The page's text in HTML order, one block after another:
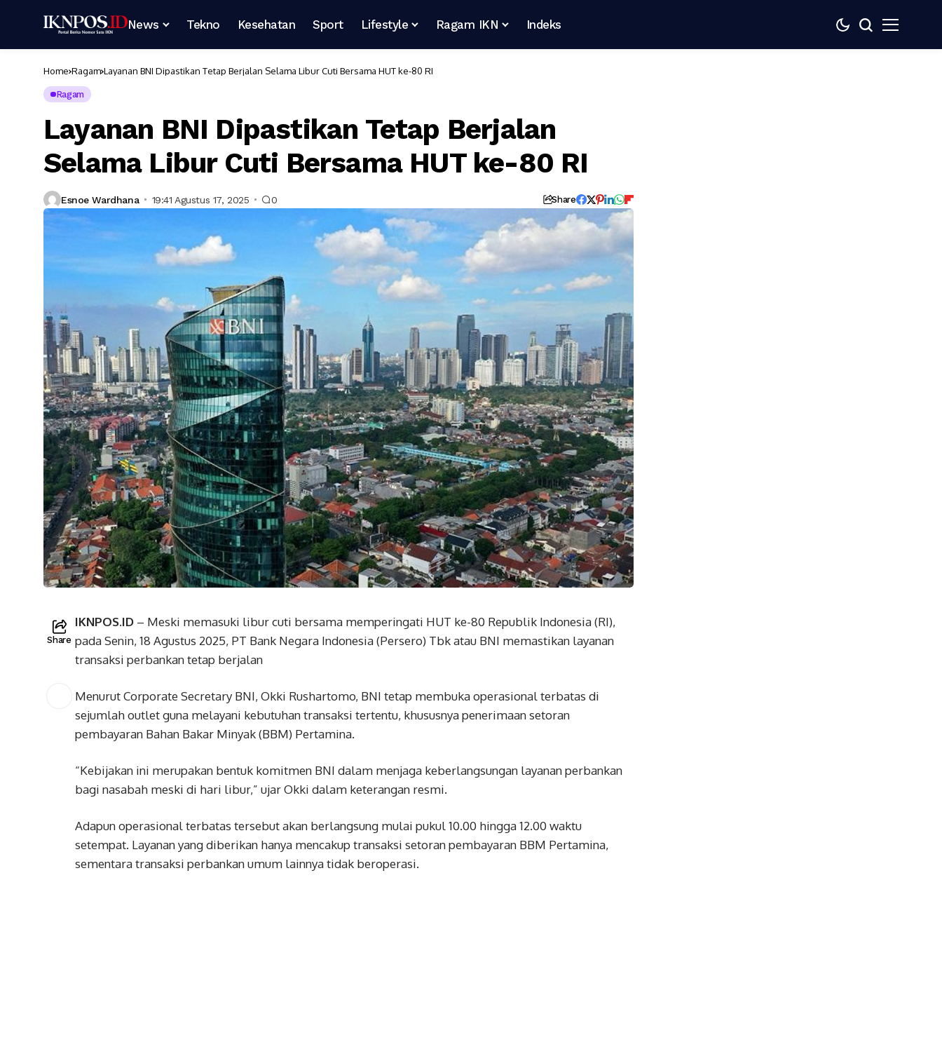
News Tekno Kesehatan Sport Lifestyle Ragam IKN Indeks
Home Ragam Layanan BNI Dipastikan Tetap Berjalan Selama Libur Cuti Bersama HUT ke-80 RI
Ragam
Layanan BNI Dipastikan Tetap Berjalan
Selama Libur Cuti Bersama HUT ke-80 RI
Esnoe Wardhana 19:41 Agustus 17, 2025 0 Share
Share
IKNPOS.ID – Meski memasuki libur cuti bersama memperingati HUT ke-80 Republik Indonesia (RI),
pada Senin, 18 Agustus 2025, PT Bank Negara Indonesia (Persero) Tbk atau BNI memastikan layanan
transaksi perbankan tetap berjalan
Menurut Corporate Secretary BNI, Okki Rushartomo, BNI tetap membuka operasional terbatas di
sejumlah outlet guna melayani kebutuhan transaksi tertentu, khususnya penerimaan setoran
pembayaran Bahan Bakar Minyak (BBM) Pertamina.
“Kebijakan ini merupakan bentuk komitmen BNI dalam menjaga keberlangsungan layanan perbankan
bagi nasabah meski di hari libur,” ujar Okki dalam keterangan resmi.
Adapun operasional terbatas tersebut akan berlangsung mulai pukul 10.00 hingga 12.00 waktu
setempat. Layanan yang diberikan hanya mencakup transaksi setoran pembayaran BBM Pertamina,
sementara transaksi perbankan umum lainnya tidak beroperasi.